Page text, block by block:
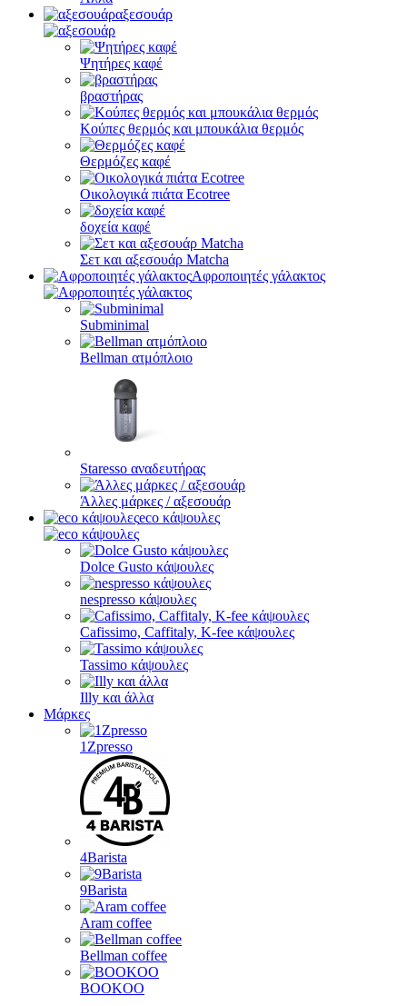
αξεσουάρ
Ψητήρες καφέ
βραστήρας
Κούπες θερμός και μπουκάλια θερμός
Θερμόζες καφέ
Οικολογικά πιάτα Ecotree
δοχεία καφέ
Σετ και αξεσουάρ Matcha
Αφροποιητές γάλακτος
Subminimal
Bellman ατμόπλοιο
Staresso αναδευτήρας
Άλλες μάρκες / αξεσουάρ
eco κάψουλες
Dolce Gusto κάψουλες
nespresso κάψουλες
Cafissimo, Caffitaly, K-fee κάψουλες
Tassimo κάψουλες
Illy και άλλα
Μάρκες
1Zpresso
4Barista
9Barista
Aram coffee
Bellman coffee
BOOKOO